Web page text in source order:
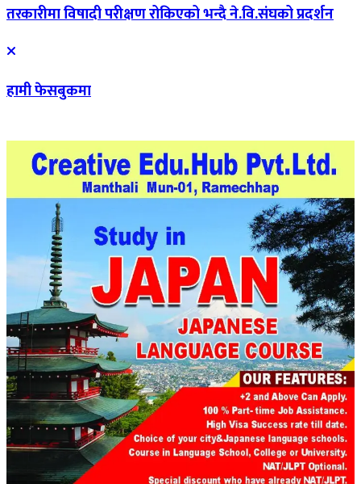
तरकारीमा विषादी परीक्षण रोकिएको भन्दै ने.वि.संघको प्रदर्शन
हामी फेसबुकमा